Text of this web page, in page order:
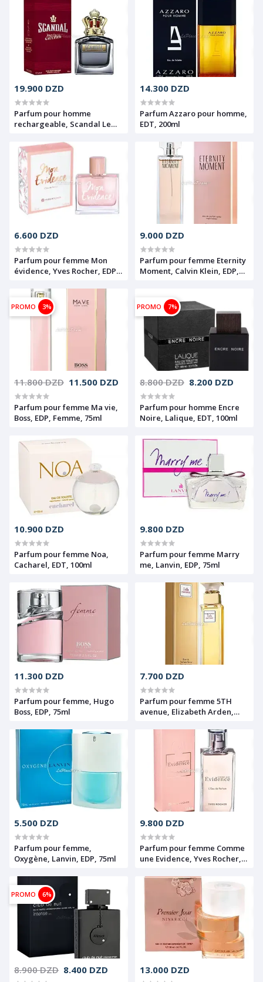
19.900 DZD
Parfum pour homme
rechargeable, Scandal Le
EDP, 100ml
14.300 DZD
Parfum Azzaro pour homme,
EDT, 200ml
6.600 DZD
Parfum pour femme Mon
évidence, Yves Rocher, EDP,
9.000 DZD
Parfum pour femme Eternity
Moment, Calvin Klein, EDP,
PROMO 3%
11.800 DZD 11.500 DZD
Parfum pour femme Ma vie,
Boss, EDP, Femme, 75ml
PROMO 7%
8.800 DZD 8.200 DZD
Parfum pour homme Encre
Noire, Lalique, EDT, 100ml
10.900 DZD
Parfum pour femme Noa,
Cacharel, EDT, 100ml
9.800 DZD
Parfum pour femme Marry
me, Lanvin, EDP, 75ml
11.300 DZD
Parfum pour femme, Hugo
Boss, EDP, 75ml
7.700 DZD
Parfum pour femme 5TH
avenue, Elizabeth Arden,
5.500 DZD
Parfum pour femme,
Oxygène, Lanvin, EDP, 75ml
9.800 DZD
Parfum pour femme Comme
une Evidence, Yves Rocher,
PROMO 6%
8.900 DZD 8.400 DZD 13.000 DZD